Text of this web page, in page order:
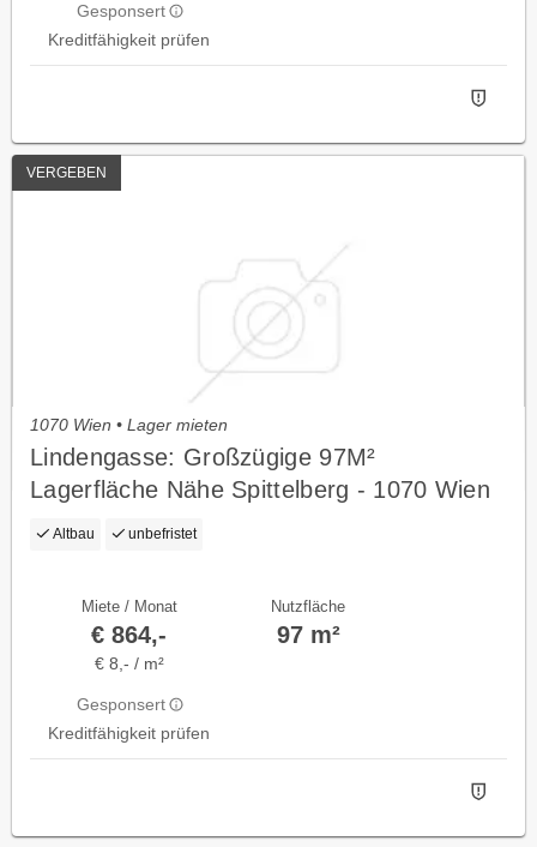
Gesponsert
Kreditfähigkeit prüfen
VERGEBEN
1070 Wien • Lager mieten
Lindengasse: Großzügige 97M²
Lagerfläche Nähe Spittelberg - 1070 Wien
Altbau unbefristet
Miete / Monat
€ 864,-
€ 8,- / m²
Gesponsert
Kreditfähigkeit prüfen
Nutzfläche
97 m²